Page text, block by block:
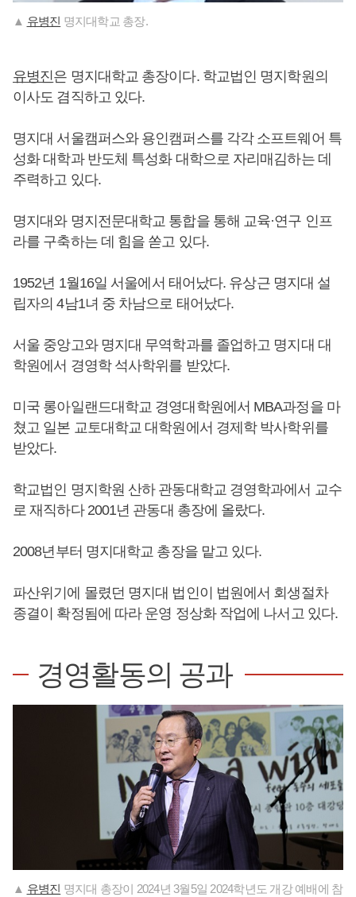
▲ 유병진 명지대학교 총장.
유병진은 명지대학교 총장이다. 학교법인 명지학원의
이사도 겸직하고 있다.
명지대 서울캠퍼스와 용인캠퍼스를 각각 소프트웨어 특
성화 대학과 반도체 특성화 대학으로 자리매김하는 데
주력하고 있다.
명지대와 명지전문대학교 통합을 통해 교육·연구 인프
라를 구축하는 데 힘을 쏟고 있다.
1952년 1월16일 서울에서 태어났다. 유상근 명지대 설
립자의 4남1녀 중 차남으로 태어났다.
서울 중앙고와 명지대 무역학과를 졸업하고 명지대 대
학원에서 경영학 석사학위를 받았다.
미국 롱아일랜드대학교 경영대학원에서 MBA과정을 마
쳤고 일본 교토대학교 대학원에서 경제학 박사학위를
받았다.
학교법인 명지학원 산하 관동대학교 경영학과에서 교수
로 재직하다 2001년 관동대 총장에 올랐다.
2008년부터 명지대학교 총장을 맡고 있다.
파산위기에 몰렸던 명지대 법인이 법원에서 회생절차
종결이 확정됨에 따라 운영 정상화 작업에 나서고 있다.
경영활동의 공과
▲ 유병진 명지대 총장이 2024년 3월5일 2024학년도 개강 예배에 참